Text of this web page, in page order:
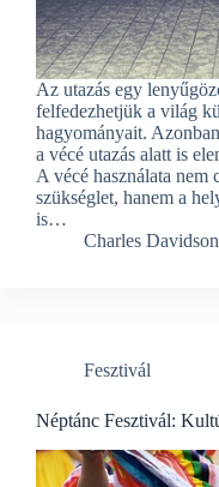
Az utazás egy
felfedezhetjük a világ
hagyományait.
a vécé utazás alatt is
A vécé használata nem
szükséglet, hanem a
is…
Charles Davidson
Fesztivál
Néptánc Fesztivál: